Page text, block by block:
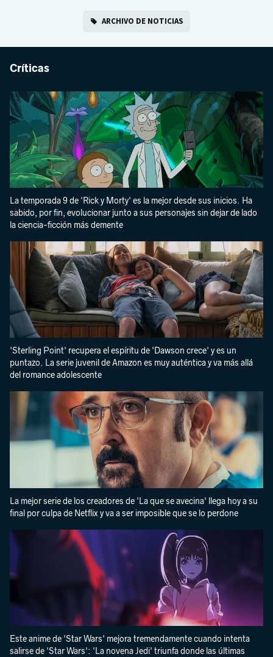
ARCHIVO DE NOTICIAS
Críticas
La temporada 9 de 'Rick y Morty' es la mejor desde sus inicios. Ha
sabido, por fin, evolucionar junto a sus personajes sin dejar de lado
la ciencia-ficción más demente
'Sterling Point' recupera el espíritu de 'Dawson crece' y es un
puntazo. La serie juvenil de Amazon es muy auténtica y va más allá
del romance adolescente
La mejor serie de los creadores de 'La que se avecina' llega hoy a su
final por culpa de Netflix y va a ser imposible que se lo perdone
Este anime de 'Star Wars' mejora tremendamente cuando intenta
salirse de 'Star Wars': 'La novena Jedi' triunfa donde las últimas